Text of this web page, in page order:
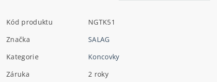
Kód produktu
NGTK51
Značka
SALAG
Kategorie
Koncovky
Záruka
2 roky